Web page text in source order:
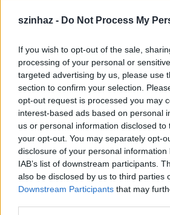
szinhaz - Do Not Process My
If you wish to opt-out of the sale,
processing of your personal or
targeted advertising by us, please use
section to confirm your selection.
opt-out request is processed you may
interest-based ads based on personal
us or personal information disclosed
your opt-out. You may separately opt-
disclosure of your personal
IAB’s list of downstream participants.
also be disclosed by us to third parties
Downstream Participants that may
világfájdalom. Lázadás bármi
bárhol, bármi áron. Célszerű
AGarázsbandanégy kamaszról
alapítanak, és híresek szeretnének
mindegyiküknek van valami
egyébként koncertszínház, lesz
hogy a Pesszáriumból lesz-e
tudjuk. Semmi sem lehetetlen” –
darabról.
Vinnai András szövegét Jankovics
és Vinnai András rendezi és